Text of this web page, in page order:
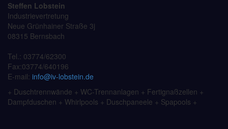
Steffen Lobstein
Industrievertretung
Neue Grünhainer Straße 3j
08315 Bernsbach
Tel.: 03774/62300
Fax:03774/640196
E-mail: info@iv-lobstein.de
+ Duschtrennwände + WC-Trennanlagen + Fertignaßzellen +
Dampfduschen + Whirlpools + Duschpaneele + Spapools +